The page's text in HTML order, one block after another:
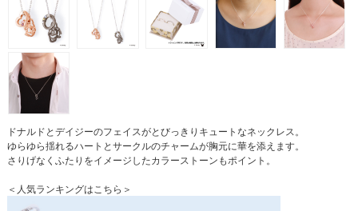
ドナルドとデイジーのフェイスがとびっきりキュートなネックレス。
ゆらゆら揺れるハートとサークルのチャームが胸元に華を添えます。
さりげなくふたりをイメージしたカラーストーンもポイント。
＜人気ランキングはこちら＞